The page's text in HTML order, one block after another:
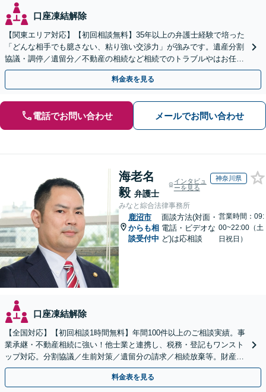
口座凍結解除
【関東エリア対応】【初回相談無料】35年以上の弁護士経験で培った
「どんな相手でも臆さない、粘り強い交渉力」が強みです。遺産分割
協議・調停／遺留分／不動産の相続など相続でのトラブルやはお任せ
ください。遺言書や生前贈与など生前対策にも注力
料金表を見る
電話でお問い合わせ メールでお問い合わせ
海老名
毅 弁護士
インタビュ
ーを見る
神奈川県
みなと綜合法律事務所
鹿沼市
からも相
談受付中
面談方法(対面・
電話・ビデオな
ど)は応相談
営業時間：09:
00~22:00（土
日祝日）
口座凍結解除
【全国対応】【初回相談1時間無料】年間100件以上のご相談実績。事
業承継・不動産相続に強い！他士業と連携し、税務・登記もワンスト
ップ対応。分割協議／生前対策／遺留分の請求／相続放棄等。財産の
徹底調査と粘り強い交渉により、最善の解決へ。
料金表を見る